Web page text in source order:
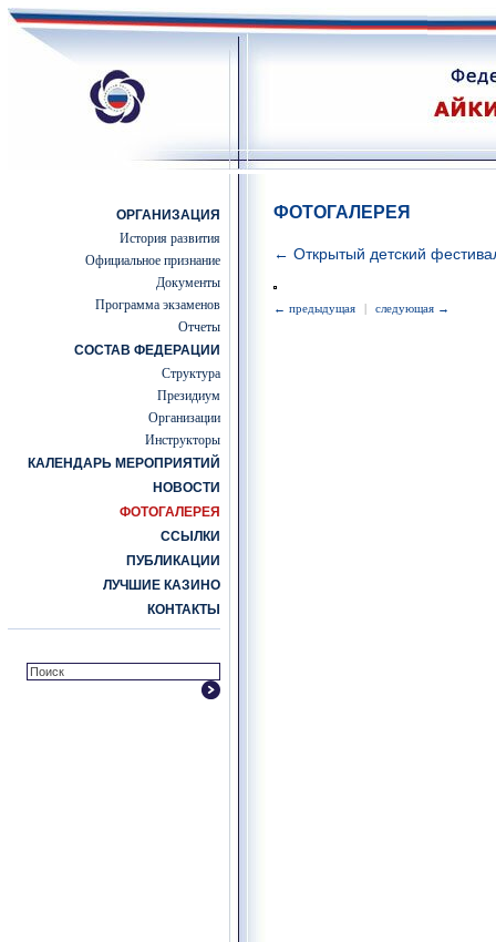
ОРГАНИЗАЦИЯ
История развития
Официальное признание
Документы
Программа экзаменов
Отчеты
СОСТАВ ФЕДЕРАЦИИ
Структура
Президиум
Организации
Инструкторы
КАЛЕНДАРЬ МЕРОПРИЯТИЙ
НОВОСТИ
ФОТОГАЛЕРЕЯ
ССЫЛКИ
ПУБЛИКАЦИИ
ЛУЧШИЕ КАЗИНО
КОНТАКТЫ
ФОТОГАЛЕРЕЯ
← Открытый детский
← предыдущая | следующая →